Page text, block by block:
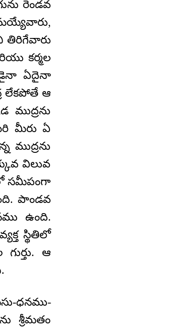
రెండవ
తిరిగేవారు
కర్మల
ఏదైనా
లేకపోతే ఆ
ముద్రను
మీరు ఏ
ముద్రను
విలువ
సమీపంగా
పాండవ
ఉంది.
స్థితిలో
ఆ
ధనము-
శ్రీమతం